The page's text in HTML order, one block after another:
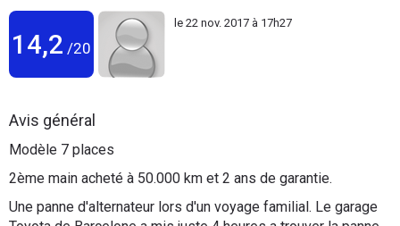
Utilitaires
Flottes
Services
14,2 /20
le 22 nov. 2017 à 17h27
Avis général
Modèle 7 places
2ème main acheté à 50.000 km et 2 ans de garantie.
Une panne d'alternateur lors d'un voyage familial. Le garage